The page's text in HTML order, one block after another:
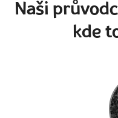
Naši
kde